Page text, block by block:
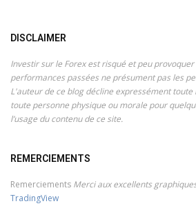
DISCLAIMER
Investir sur le Forex est risqué et peu
performances passées ne présument pas les
L'auteur de ce blog décline expressément
toute personne physique ou morale pour
l’usage du contenu de ce site.
REMERCIEMENTS
Remerciements Merci aux excellents
TradingView